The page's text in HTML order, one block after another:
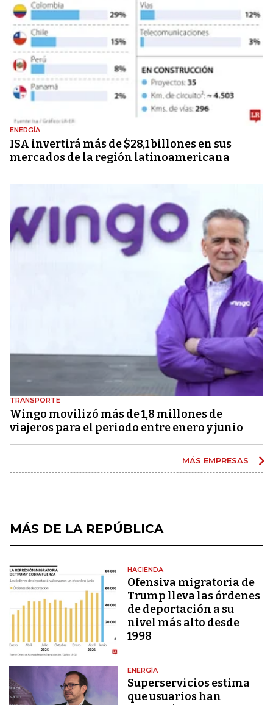
ENERGÍA
ISA invertirá más de $28,1 billones en sus
mercados de la región latinoamericana
TRANSPORTE
Wingo movilizó más de 1,8 millones de
viajeros para el periodo entre enero y junio
MÁS EMPRESAS
MÁS DE LA REPÚBLICA
HACIENDA
Ofensiva migratoria de
Trump lleva las órdenes
de deportación a su
nivel más alto desde
1998
ENERGÍA
Superservicios estima
que usuarios han